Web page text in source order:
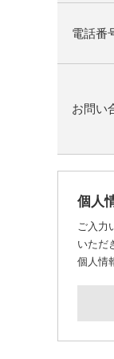
電話番
お問い
個人
ご入力
いただ
個人情